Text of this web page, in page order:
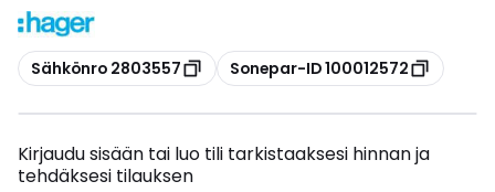
Kopioi
Sähkönro 2803557 Kopioi
Sonepar-ID 100012572
Kirjaudu sisään tai luo tili tarkistaaksesi hinnan ja
tehdäksesi tilauksen